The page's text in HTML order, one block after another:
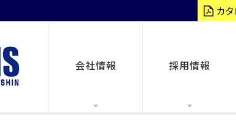
カ
会社情報 採用情報